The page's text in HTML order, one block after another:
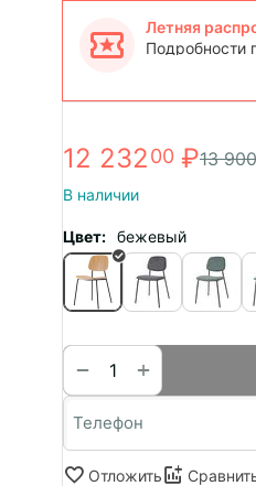
Летняя
Подробности
12 23200 ₽13 900
В наличии
Цвет: бежевый
+
−
Отложить